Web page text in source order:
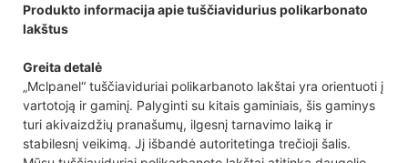
Produkto informacija apie tuščiavidurius polikarbonato
lakštus
Greita detalė
„Mclpanel“ tuščiaviduriai polikarbanoto lakštai yra orientuoti į
vartotoją ir gaminį. Palyginti su kitais gaminiais, šis gaminys
turi akivaizdžių pranašumų, ilgesnį tarnavimo laiką ir
stabilesnį veikimą. Jį išbandė autoritetinga trečioji šalis.